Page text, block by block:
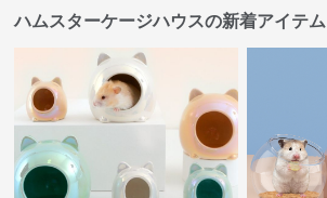
ハムスターケージハウスの新着アイテム